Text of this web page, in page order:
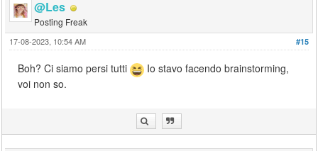
@Les
Posting Freak
#15
17-08-2023, 10:54 AM
Boh? Ci siamo persi tutti
Io stavo facendo brainstorming,
voi non so.